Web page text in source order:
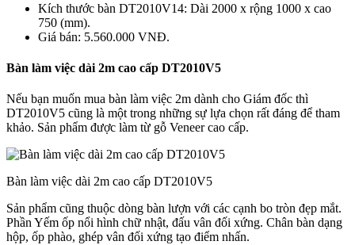
Kích thước bàn DT2010V14: Dài 2000 x rộng 1000 x cao
750 (mm).
Giá bán: 5.560.000 VNĐ.
Bàn làm việc dài 2m cao cấp DT2010V5
Nếu bạn muốn mua bàn làm việc 2m dành cho Giám đốc thì
DT2010V5 cũng là một trong những sự lựa chọn rất đáng để tham
khảo. Sản phẩm được làm từ gỗ Veneer cao cấp.
Bàn làm việc dài 2m cao cấp DT2010V5
Sản phẩm cũng thuộc dòng bàn lượn với các cạnh bo tròn đẹp mắt.
Phần Yếm ốp nổi hình chữ nhật, đấu vân đối xứng. Chân bàn dạng
hộp, ốp phào, ghép vân đối xứng tạo điểm nhấn.